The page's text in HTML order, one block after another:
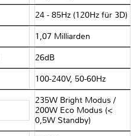
24 - 85Hz (120Hz für 3D)
1,07 Milliarden
26dB
100-240V, 50-60Hz
235W Bright Modus /
200W Eco Modus (<
0,5W Standby)